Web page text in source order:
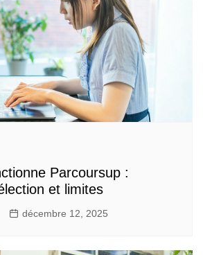
Parcoursup :
et limites
décembre 12, 2025